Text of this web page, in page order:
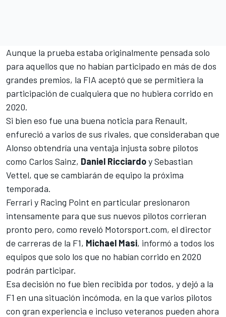
Aunque la prueba estaba originalmente pensada solo
para aquellos que no habían participado en más de dos
grandes premios, la FIA aceptó que se permitiera la
participación de cualquiera que no hubiera corrido en
2020.
Si bien eso fue una buena noticia para Renault,
enfureció a varios de sus rivales, que consideraban que
Alonso obtendría una ventaja injusta sobre pilotos
como Carlos Sainz, Daniel RicciardoySebastian
Vettel, que se cambiarán de equipo la próxima
temporada.
Ferrari y Racing Point en particular presionaron
intensamente para que sus nuevos pilotos corrieran
pronto pero, como reveló Motorsport.com, el director
de carreras de la F1, Michael Masi, informó a todos los
equipos que solo los que no habían corrido en 2020
podrán participar.
Esa decisión no fue bien recibida por todos, y dejó a la
F1 en una situación incómoda, en la que varios pilotos
con gran experiencia e incluso veteranos pueden ahora